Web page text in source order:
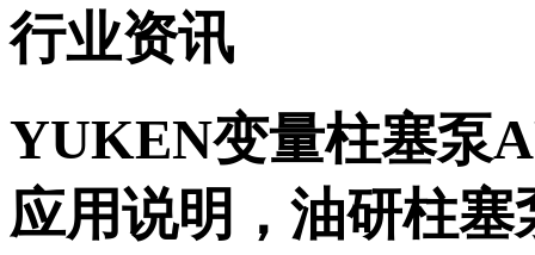
行业资讯
YUKEN变量柱塞泵
应用说明，油研柱塞